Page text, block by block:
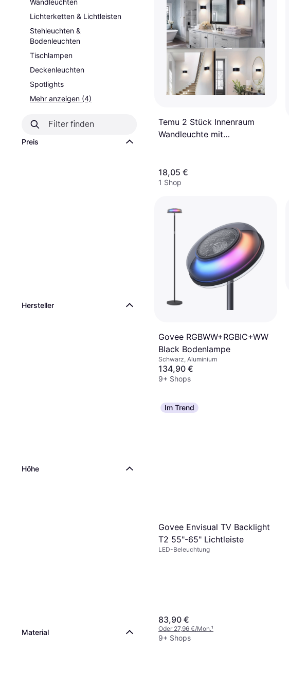
Wandleuchten
Lichterketten & Lichtleisten
Stehleuchten &
Bodenleuchten
Tischlampen
Deckenleuchten
Spotlights
Mehr anzeigen (4)
Preis
Hersteller
Höhe
Material
Temu 2 Stück Innenraum
Wandleuchte mit
18,05 €
1 Shop
Govee RGBWW+RGBIC+WW
Black Bodenlampe
Schwarz, Aluminium
134,90 €
9+ Shops
Im Trend
Govee Envisual TV Backlight
T2 55"-65" Lichtleiste
LED-Beleuchtung
83,90 €
Oder 27,96 €/Mon.¹
9+ Shops